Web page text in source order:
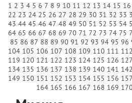
1 2 3 4 5 6 7 8 9 10 11 12 13 14 15 16
22 23 24 25 26 27 28 29 30 31 32 33
43 44 45 46 47 48 49 50 51 52 53 54
64 65 66 67 68 69 70 71 72 73 74 75
85 86 87 88 89 90 91 92 93 94 95 96
104 105 106 107 108 109 110 111 112
119 120 121 122 123 124 125 126 127
134 135 136 137 138 139 140 141 142
149 150 151 152 153 154 155 156 157
164 165 166 167 168 169 170